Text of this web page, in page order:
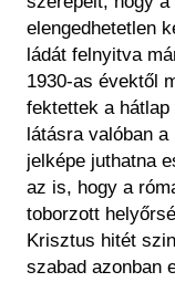
elengedhetetlen
ládát felnyitva
1930-as évektől
fektettek a hátlap
látásra valóban
jelképe juthatna
az is, hogy a
toborzott
Krisztus hitét
szabad azonban